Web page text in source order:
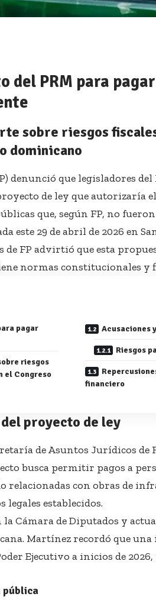
del PRM para
sobre riesgos
dominicano
denunció que legisladores
de ley que autorizaría
que, según FP, no
este 29 de abril de 2026 en
de FP advirtió que esta
normas constitucionales y
pagar
riesgos
el Congreso
Acusaciones
Riesgos
financiero
proyecto de ley
de Asuntos Jurídicos de
busca permitir pagos a
relacionadas con obras de
establecidos.
Cámara de Diputados y
Martínez recordó que
Ejecutivo a inicios de
pública